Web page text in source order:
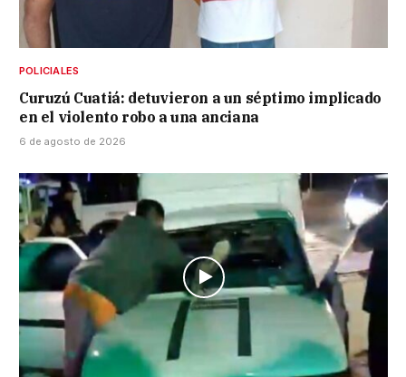
POLICIALES
Curuzú Cuatiá: detuvieron a un séptimo implicado
en el violento robo a una anciana
6 de agosto de 2026